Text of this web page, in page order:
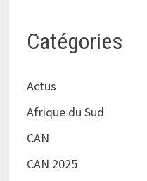
Catégories
Actus
Afrique du Sud
CAN
CAN 2025